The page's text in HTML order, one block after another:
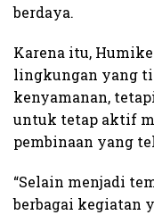
berdaya.
Karena itu,
lingkungan yang
kenyamanan,
untuk tetap aktif
pembinaan yang
“Selain menjadi
berbagai kegiatan